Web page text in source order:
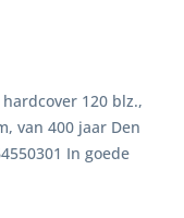
120 blz.,
van 400 jaar Den
In goede